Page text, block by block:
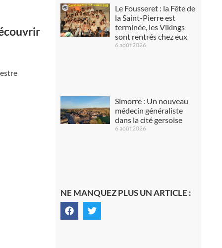
Le Fousseret : la Fête de
la Saint-Pierre est
terminée, les Vikings
sont rentrés chez eux
6 août 2026
Simorre : Un nouveau
médecin généraliste
dans la cité gersoise
6 août 2026
NE MANQUEZ PLUS UN ARTICLE :